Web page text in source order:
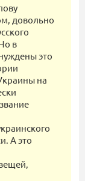
довольно
в
это
на
А это